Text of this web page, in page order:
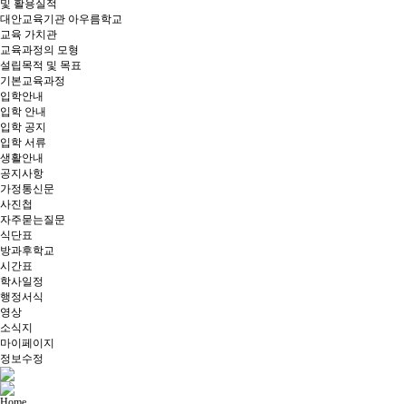
및 활용실적​
대안교육기관 아우름학교
교육 가치관
교육과정의 모형
설립목적 및 목표
기본교육과정
입학안내
입학 안내
입학 공지
입학 서류
생활안내
공지사항
가정통신문
사진첩
자주묻는질문
식단표
방과후학교
시간표
학사일정
행정서식
영상
소식지
마이페이지
정보수정